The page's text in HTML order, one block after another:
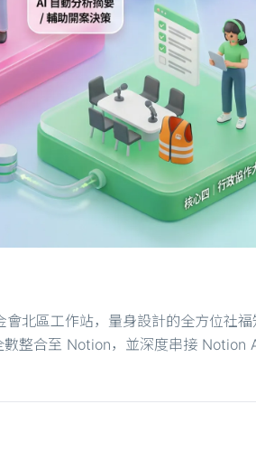
北區工作站，量身設計的全方位社
整合至 Notion，並深度串接 Notion